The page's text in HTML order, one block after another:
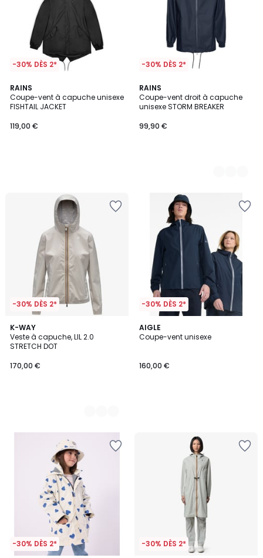
-30% DÈS 2*
RAINS
Coupe-vent à capuche unisexe
FISHTAIL JACKET
119,00 €
-30% DÈS 2*
RAINS
Coupe-vent droit à capuche
unisexe STORM BREAKER
99,90 €
2
Couleurs
-30% DÈS 2*
K-WAY
Veste à capuche, LIL 2.0
STRETCH DOT
170,00 €
3
Couleurs
-30% DÈS 2*
AIGLE
Coupe-vent unisexe
160,00 €
-30% DÈS 2* -30% DÈS 2*